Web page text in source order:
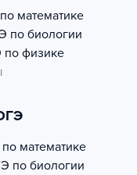
математике
по биологии
по физике
математике
по биологии